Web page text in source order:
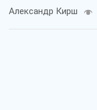
Александр Кирш